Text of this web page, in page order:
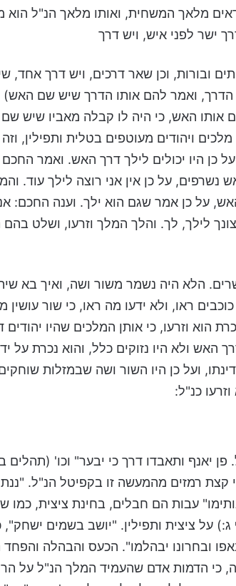
מלאך המשחית, ואותו מלאך הנ"ל הוא
ישר לפני איש, ויש דרך
ובורות, וכן שאר דרכים, ויש דרך
ואמר להם אותו הדרך שיש שם האש)
האש, כי היה לו קבלה מאביו שיש
ויהודים מעוטפים בטלית ותפילין,
על כן היו יכולים לילך דרך האש. ואמר
נשרפים, על כן אין אני רוצה לילך עוד.
על כן אמר שגם הוא ילך. וענה החכם:
לילך, לך. והלך המלך וזרעו, ושלט
הלא היה נשמר משור ושה, ואיך בא
ראו, ולא ידעו מה ראו, כי שור עושין
הוא וזרעו, כי אותן המלכים שהיו
האש ולא היו נזוקים כלל, והוא נכרת על
ועל כן היו השור ושה שבמזלות
כנ"ל:
יאנף ותאבדו דרך כי יבער" וכו' (תהלים
קצת רמזים מהמעשה זו בקפיטל הנ"ל.
עבות הם חבלים, בחינת ציצית, כמו
על ציצית ותפילין. "יושב בשמים ישחק",
ובחרונו יבהלמו". הכעס והבהלה והפחד
כי הדמות אדם שהעמיד המלך הנ"ל על